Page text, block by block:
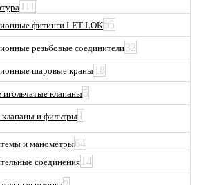
111
фитинги LET-LOK55
резьбовые соединители32
шаровые краны 18
клапаны5
клапаны и фильтры 1
и манометры64
соединения 14